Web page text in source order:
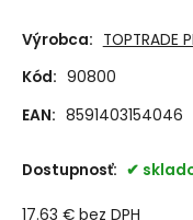
Výrobca: TOPTRADE
Kód: 90800
EAN: 8591403154046
Dostupnosť:
17.63 € bez DPH